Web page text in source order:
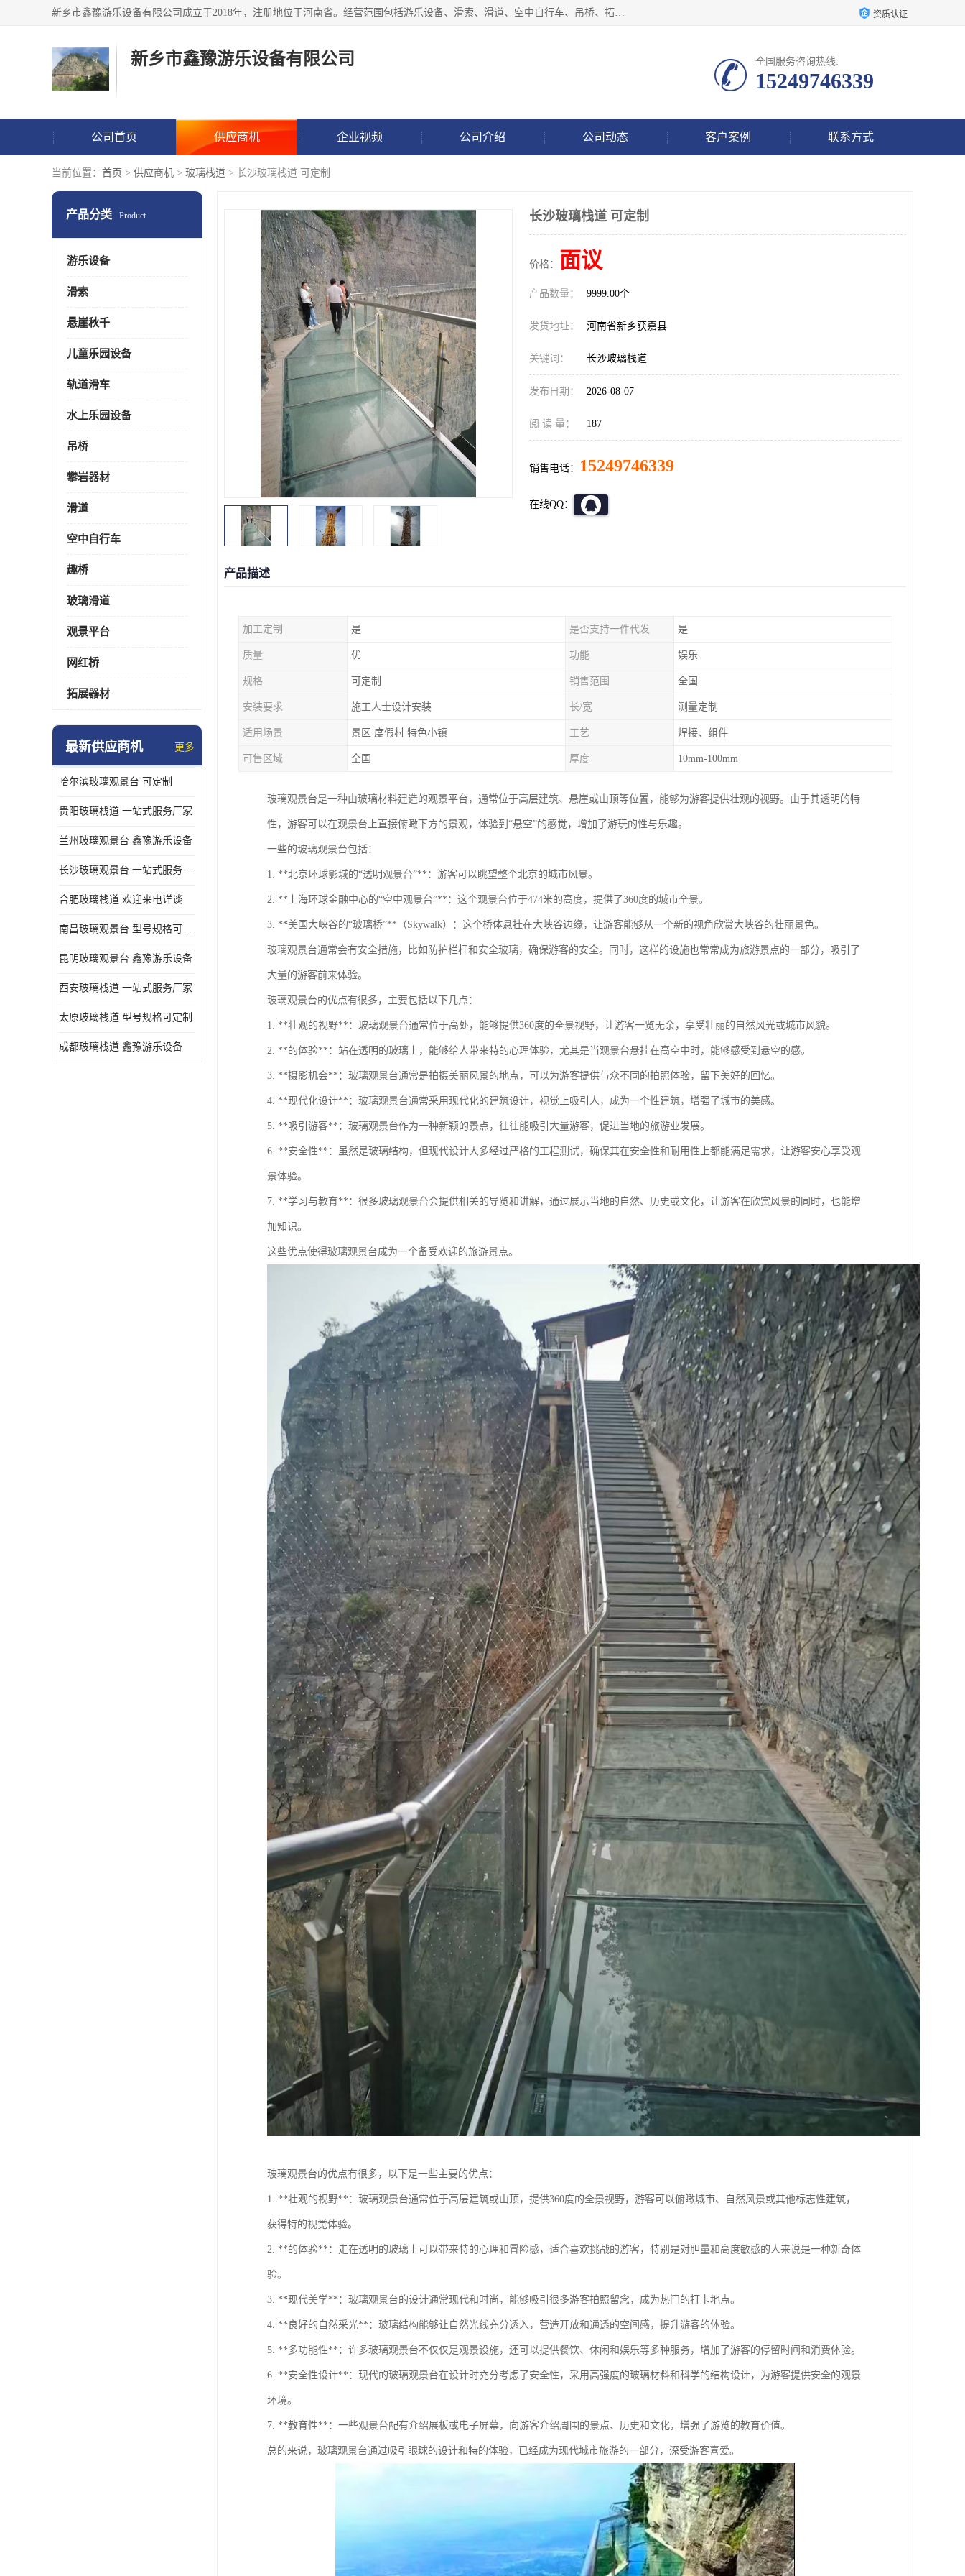
新乡市鑫豫游乐设备有限公司成立于2018年，注册地位于河南省。经营范围包括游乐设备、滑索、滑道、空中自行车、吊桥、拓展器材、攀岩器材、趣桥、悬崖秋千、网红桥、儿童乐园设备、水上乐园设备、丛林穿越设备、音乐呐喊设备、轨道滑车、栈道、玻璃滑道、观景平台、景观包装的设计、制造、销售、安装、维修，景区策划服务。 资质认证
新乡市鑫豫游乐设备有限公司 全国服务咨询热线:
15249746339
公司首页 供应商机 企业视频 公司介绍 公司动态 客户案例 联系方式
当前位置： 首页 > 供应商机 > 玻璃栈道 > 长沙玻璃栈道 可定制
产品分类 Product
游乐设备
滑索
悬崖秋千
儿童乐园设备
轨道滑车
水上乐园设备
吊桥
攀岩器材
滑道
空中自行车
趣桥
玻璃滑道
观景平台
网红桥
拓展器材
最新供应商机 更多
哈尔滨玻璃观景台 可定制
贵阳玻璃栈道 一站式服务厂家
兰州玻璃观景台 鑫豫游乐设备
长沙玻璃观景台 一站式服务厂家
合肥玻璃栈道 欢迎来电详谈
南昌玻璃观景台 型号规格可定制
昆明玻璃观景台 鑫豫游乐设备
西安玻璃栈道 一站式服务厂家
太原玻璃栈道 型号规格可定制
成都玻璃栈道 鑫豫游乐设备
长沙玻璃栈道 可定制
价格： 面议
产品数量： 9999.00个
发货地址： 河南省新乡获嘉县
关键词： 长沙玻璃栈道
发布日期： 2026-08-07
阅 读 量： 187
销售电话： 15249746339
在线QQ：
产品描述
加工定制 是 是否支持一件代发 是
质量 优 功能 娱乐
规格 可定制 销售范围 全国
安装要求 施工人士设计安装 长/宽 测量定制
适用场景 景区 度假村 特色小镇 工艺 焊接、组件
可售区域 全国 厚度 10mm-100mm
玻璃观景台是一种由玻璃材料建造的观景平台，通常位于高层建筑、悬崖或山顶等位置，能够为游客提供壮观的视野。由于其透明的特
性，游客可以在观景台上直接俯瞰下方的景观，体验到“悬空”的感觉，增加了游玩的性与乐趣。
一些的玻璃观景台包括：
1. **北京环球影城的“透明观景台”**：游客可以眺望整个北京的城市风景。
2. **上海环球金融中心的“空中观景台”**：这个观景台位于474米的高度，提供了360度的城市全景。
3. **美国大峡谷的“玻璃桥”**（Skywalk）：这个桥体悬挂在大峡谷边缘，让游客能够从一个新的视角欣赏大峡谷的壮丽景色。
玻璃观景台通常会有安全措施，比如防护栏杆和安全玻璃，确保游客的安全。同时，这样的设施也常常成为旅游景点的一部分，吸引了
大量的游客前来体验。
玻璃观景台的优点有很多，主要包括以下几点：
1. **壮观的视野**：玻璃观景台通常位于高处，能够提供360度的全景视野，让游客一览无余，享受壮丽的自然风光或城市风貌。
2. **的体验**：站在透明的玻璃上，能够给人带来特的心理体验，尤其是当观景台悬挂在高空中时，能够感受到悬空的感。
3. **摄影机会**：玻璃观景台通常是拍摄美丽风景的地点，可以为游客提供与众不同的拍照体验，留下美好的回忆。
4. **现代化设计**：玻璃观景台通常采用现代化的建筑设计，视觉上吸引人，成为一个性建筑，增强了城市的美感。
5. **吸引游客**：玻璃观景台作为一种新颖的景点，往往能吸引大量游客，促进当地的旅游业发展。
6. **安全性**：虽然是玻璃结构，但现代设计大多经过严格的工程测试，确保其在安全性和耐用性上都能满足需求，让游客安心享受观
景体验。
7. **学习与教育**：很多玻璃观景台会提供相关的导览和讲解，通过展示当地的自然、历史或文化，让游客在欣赏风景的同时，也能增
加知识。
这些优点使得玻璃观景台成为一个备受欢迎的旅游景点。
玻璃观景台的优点有很多，以下是一些主要的优点：
1. **壮观的视野**：玻璃观景台通常位于高层建筑或山顶，提供360度的全景视野，游客可以俯瞰城市、自然风景或其他标志性建筑，
获得特的视觉体验。
2. **的体验**：走在透明的玻璃上可以带来特的心理和冒险感，适合喜欢挑战的游客，特别是对胆量和高度敏感的人来说是一种新奇体
验。
3. **现代美学**：玻璃观景台的设计通常现代和时尚，能够吸引很多游客拍照留念，成为热门的打卡地点。
4. **良好的自然采光**：玻璃结构能够让自然光线充分透入，营造开放和通透的空间感，提升游客的体验。
5. **多功能性**：许多玻璃观景台不仅仅是观景设施，还可以提供餐饮、休闲和娱乐等多种服务，增加了游客的停留时间和消费体验。
6. **安全性设计**：现代的玻璃观景台在设计时充分考虑了安全性，采用高强度的玻璃材料和科学的结构设计，为游客提供安全的观景
环境。
7. **教育性**：一些观景台配有介绍展板或电子屏幕，向游客介绍周围的景点、历史和文化，增强了游览的教育价值。
总的来说，玻璃观景台通过吸引眼球的设计和特的体验，已经成为现代城市旅游的一部分，深受游客喜爱。